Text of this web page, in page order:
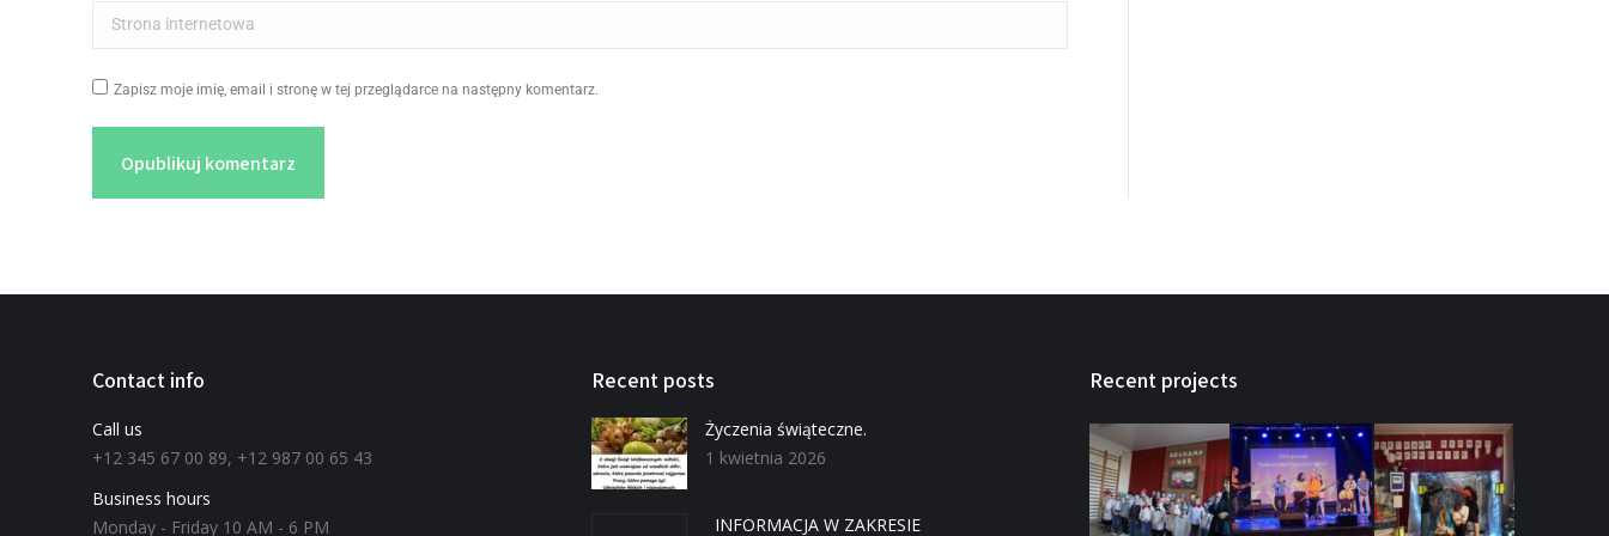
Strona internetowa
Zapisz moje imię, email i stronę w tej przeglądarce na następny komentarz.
Opublikuj komentarz
Contact info
Call us
+12 345 67 00 89, +12 987 00 65 43
Business hours
Monday - Friday 10 AM - 6 PM
Recent posts
Życzenia świąteczne.
1 kwietnia 2026
INFORMACJA W ZAKRESIE
Recent projects